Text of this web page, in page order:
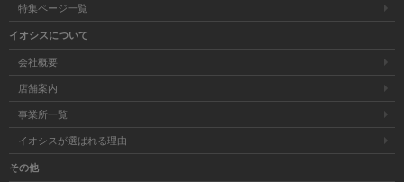
特集ページ一覧
イオシスについて
会社概要
店舗案内
事業所一覧
イオシスが選ばれる理由
その他